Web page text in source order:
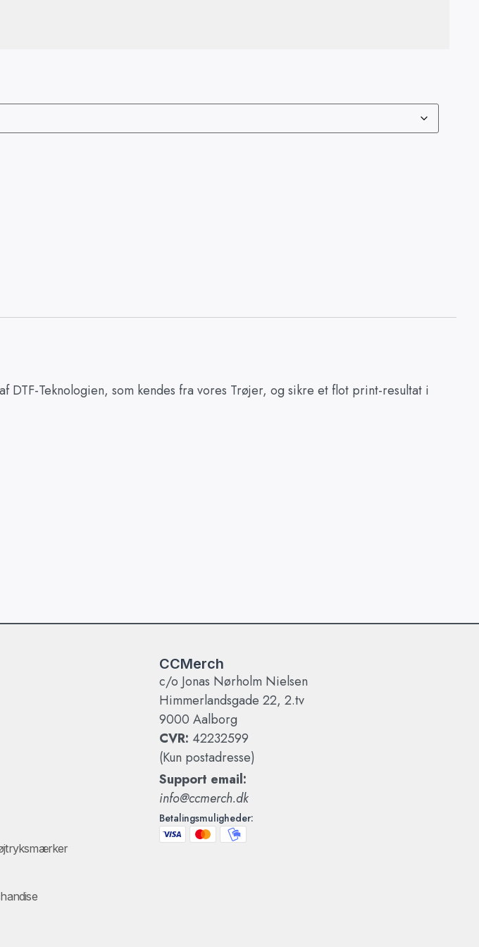
Teknologien, som kendes fra vores Trøjer, og sikre et flot print-resultat i
CCMerch
c/o Jonas Nørholm Nielsen
Himmerlandsgade 22, 2.tv
9000 Aalborg
CVR: 42232599
(Kun postadresse)
Support email:
info@ccmerch.dk
Betalingsmuligheder: